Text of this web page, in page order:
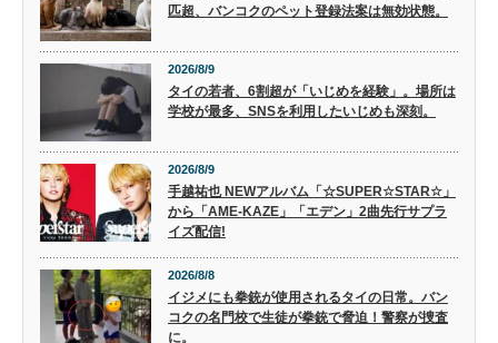
匹超、バンコクのペット登録法案は無効状態。
2026/8/9
タイの若者、6割超が「いじめを経験」。場所は
学校が最多、SNSを利用したいじめも深刻。
2026/8/9
手越祐也 NEWアルバム「☆SUPER☆STAR☆」
から「AME-KAZE」「エデン」2曲先行サプラ
イズ配信!
2026/8/8
イジメにも拳銃が使用されるタイの日常。バン
コクの名門校で生徒が拳銃で脅迫！警察が捜査
に。